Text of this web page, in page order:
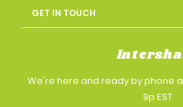
GET IN TOUCH
We're here and ready by phone
9p EST